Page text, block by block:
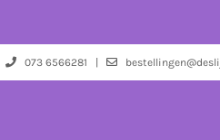
073 6566281 |